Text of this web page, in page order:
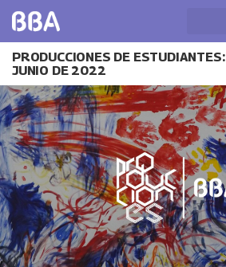
PRODUCCIONES DE ESTUDIANTES:
JUNIO DE 2022